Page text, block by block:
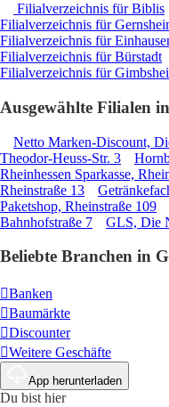
Filialverzeichnis für Biblis
Filialverzeichnis für
Filialverzeichnis für
Filialverzeichnis für Bürstadt
Filialverzeichnis für
Ausgewählte Filialen
Netto Marken-Discount,
Theodor-Heuss-Str. 3
Rheinhessen Sparkasse,
Rheinstraße 13
Paketshop, Rheinstraße 109
Bahnhofstraße 7
GLS, Die
Beliebte Branchen in
Banken
Baumärkte
Discounter
Weitere Geschäfte
App herunterladen
Du bist hier